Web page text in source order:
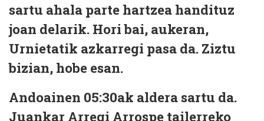
sartu ahala parte hartzea handituz
joan delarik. Hori bai, aukeran,
Urnietatik azkarregi pasa da. Ziztu
bizian, hobe esan.
Andoainen 05:30ak aldera sartu da.
Juankar Arregi Arrospe tailerreko